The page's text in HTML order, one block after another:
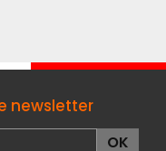
newsletter